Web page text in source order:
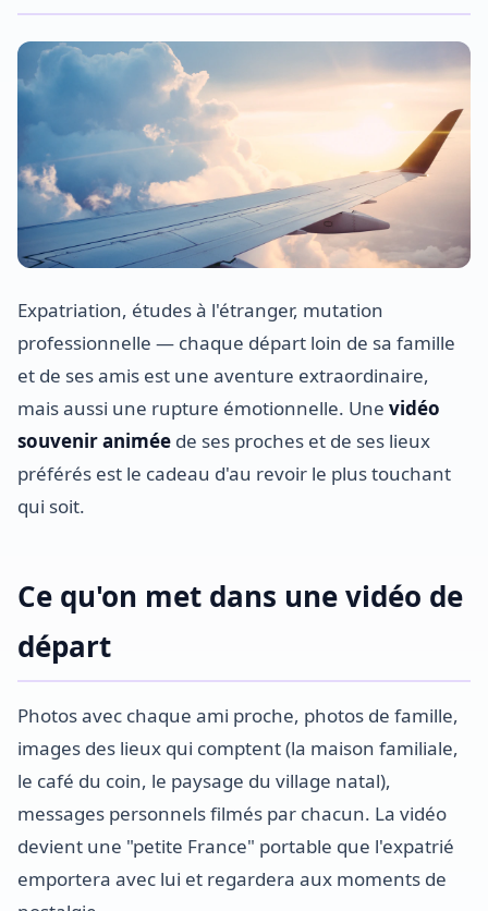
Expatriation, études à l'étranger, mutation
professionnelle — chaque départ loin de sa famille
et de ses amis est une aventure extraordinaire,
mais aussi une rupture émotionnelle. Une vidéo
souvenir animée de ses proches et de ses lieux
préférés est le cadeau d'au revoir le plus touchant
qui soit.
Ce qu'on met dans une vidéo de
départ
Photos avec chaque ami proche, photos de famille,
images des lieux qui comptent (la maison familiale,
le café du coin, le paysage du village natal),
messages personnels filmés par chacun. La vidéo
devient une "petite France" portable que l'expatrié
emportera avec lui et regardera aux moments de